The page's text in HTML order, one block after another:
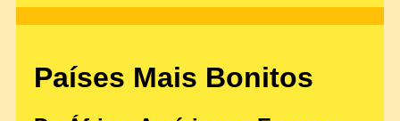
Países Mais Bonitos